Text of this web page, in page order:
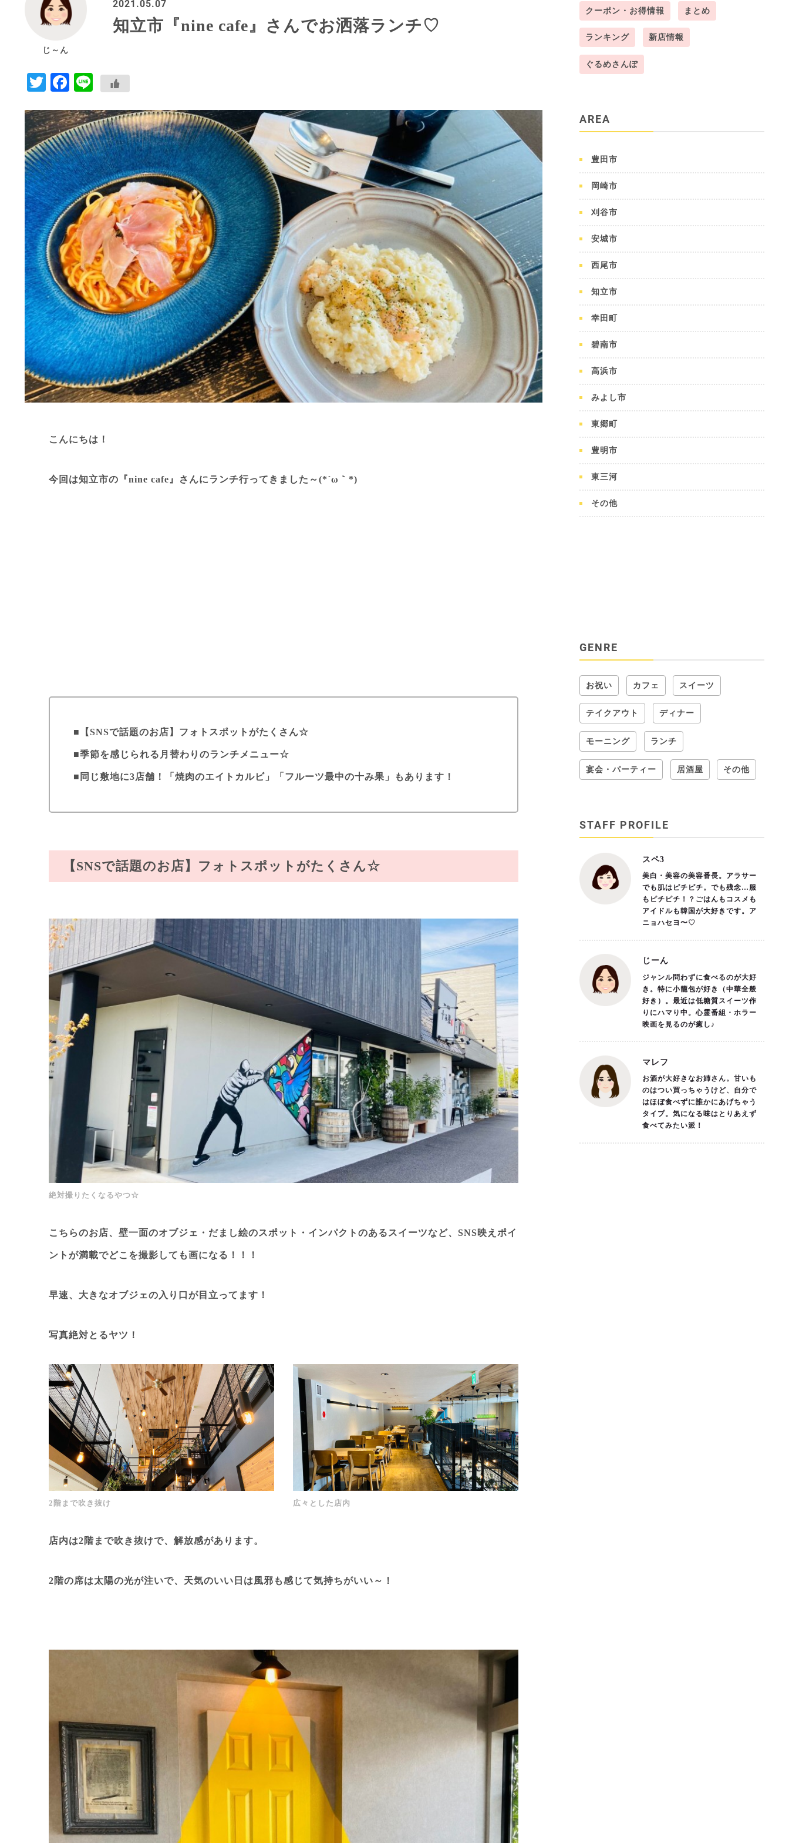
じ～ん
2021.05.07
知立市『nine cafe』さんでお洒落ランチ♡
Twitter
Facebook
Line
こんにちは！
今回は知立市の『nine cafe』さんにランチ行ってきました～(*´ω｀*)
【SNSで話題のお店】フォトスポットがたくさん☆
季節を感じられる月替わりのランチメニュー☆
同じ敷地に3店舗！「焼肉のエイトカルビ」「フルーツ最中の十み果」もあります！
【SNSで話題のお店】フォトスポットがたくさん☆
絶対撮りたくなるやつ☆
こちらのお店、壁一面のオブジェ・だまし絵のスポット・インパクトのあるスイーツなど、SNS映えポイ
ントが満載でどこを撮影しても画になる！！！
早速、大きなオブジェの入り口が目立ってます！
写真絶対とるヤツ！
2階まで吹き抜け 広々とした店内
店内は2階まで吹き抜けで、解放感があります。
2階の席は太陽の光が注いで、天気のいい日は風邪も感じて気持ちがいい～！
クーポン・お得情報 まとめ
ランキング 新店情報
ぐるめさんぽ
AREA
豊田市
岡崎市
刈谷市
安城市
西尾市
知立市
幸田町
碧南市
高浜市
みよし市
東郷町
豊明市
東三河
その他
GENRE
お祝い カフェ スイーツ
テイクアウト ディナー
モーニング ランチ
宴会・パーティー 居酒屋 その他
STAFF PROFILE
スペ3
美白・美容の美容番長。アラサー
でも肌はピチピチ。でも残念…服
もピチピチ！？ごはんもコスメも
アイドルも韓国が大好きです。ア
ニョハセヨ〜♡
じーん
ジャンル問わずに食べるのが大好
き。特に小籠包が好き（中華全般
好き）。最近は低糖質スイーツ作
りにハマり中。心霊番組・ホラー
映画を見るのが癒し♪
マレフ
お酒が大好きなお姉さん。甘いも
のはつい買っちゃうけど、自分で
はほぼ食べずに誰かにあげちゃう
タイプ。気になる味はとりあえず
食べてみたい派！